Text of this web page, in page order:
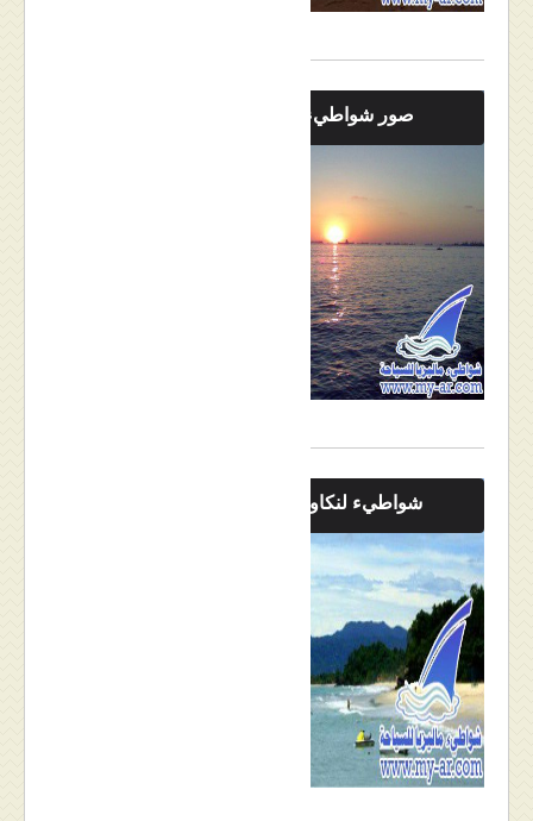
صور شواطيء لنكاوي
شواطيء لنكاوي بالصور